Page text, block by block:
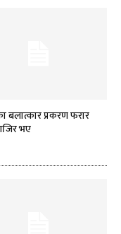
बलात्कार प्रकरण फरार
भए